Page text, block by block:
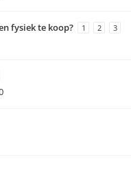
fysiek te koop? 1 2 3